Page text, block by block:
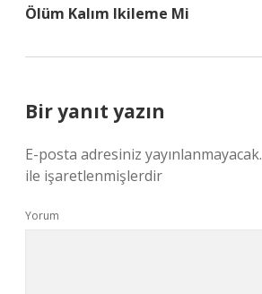
Ölüm Kalım Ikileme Mi
Bir yanıt yazın
E-posta adresiniz yayınlanmayacak.
ile işaretlenmişlerdir
Yorum